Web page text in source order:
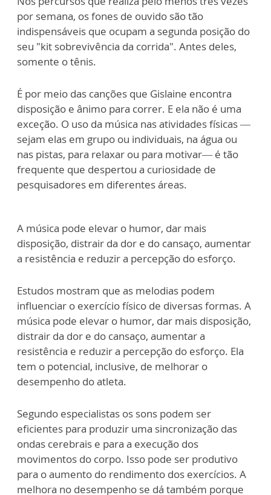
por semana, os fones de ouvido são tão
indispensáveis que ocupam a segunda posição do
seu "kit sobrevivência da corrida". Antes deles,
somente o tênis.
É por meio das canções que Gislaine encontra
disposição e ânimo para correr. E ela não é uma
exceção. O uso da música nas atividades físicas —
sejam elas em grupo ou individuais, na água ou
nas pistas, para relaxar ou para motivar— é tão
frequente que despertou a curiosidade de
pesquisadores em diferentes áreas.
A música pode elevar o humor, dar mais
disposição, distrair da dor e do cansaço, aumentar
a resistência e reduzir a percepção do esforço.
Estudos mostram que as melodias podem
influenciar o exercício físico de diversas formas. A
música pode elevar o humor, dar mais disposição,
distrair da dor e do cansaço, aumentar a
resistência e reduzir a percepção do esforço. Ela
tem o potencial, inclusive, de melhorar o
desempenho do atleta.
Segundo especialistas os sons podem ser
eficientes para produzir uma sincronização das
ondas cerebrais e para a execução dos
movimentos do corpo. Isso pode ser produtivo
para o aumento do rendimento dos exercícios. A
melhora no desempenho se dá também porque